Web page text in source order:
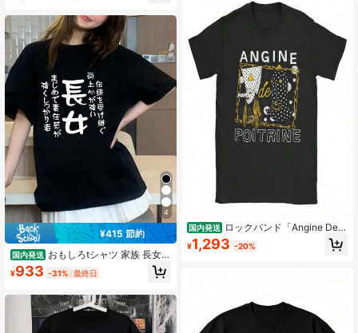
4
¥415 節約
国内発送 おもしろtシャツ 家族 長女
(伝統を受け継ぐ)ブラック ピュアコ
ットン半袖Tシャツ セットアップ 夏
¥933 -31% 最終日
国内発送 ロックバンド「Angine De P
oitrine」メタルバンドTシャツ メン
ズ レディース 純綿 ノベルティTシャ
¥1,293 -20%